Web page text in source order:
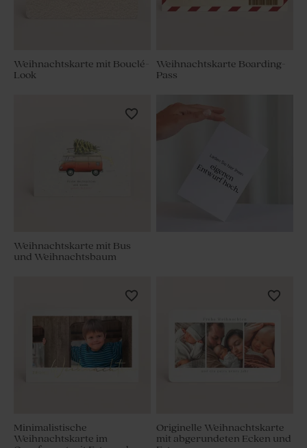
Weihnachtskarte mit Bouclé-
Look
Weihnachtskarte Boarding-
Pass
Weihnachtskarte mit Bus
und Weihnachtsbaum
Minimalistische
Weihnachtskarte im
Originelle Weihnachtskarte
mit abgerundeten Ecken und